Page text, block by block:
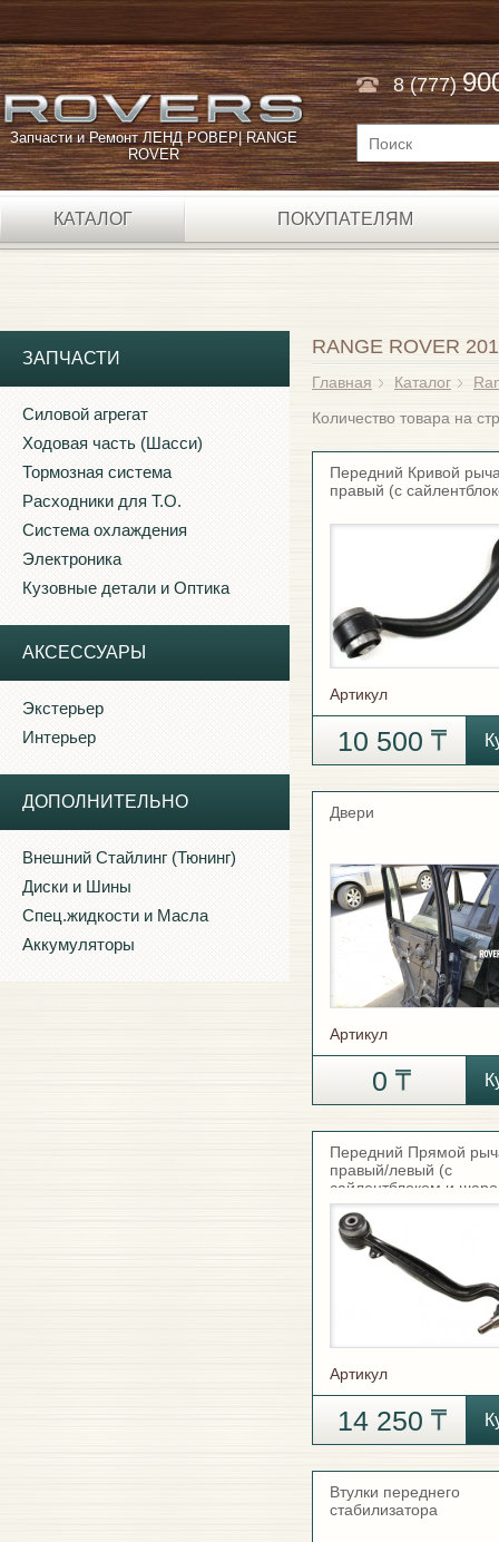
Запчасти и Ремонт ЛЕНД РОВЕР| RANGE
ROVER
8 (777)
КАТАЛОГ ПОКУПАТЕЛЯМ
ЗАПЧАСТИ
Силовой агрегат
Ходовая часть (Шасси)
Тормозная система
Расходники для Т.О.
Система охлаждения
Электроника
Кузовные детали и Оптика
АКСЕССУАРЫ
Экстерьер
Интерьер
ДОПОЛНИТЕЛЬНО
Внешний Стайлинг (Тюнинг)
Диски и Шины
Спец.жидкости и Масла
Аккумуляторы
RANGE ROVER
Главная Каталог
Количество товара на
Передний Кривой
правый (с
Артикул
10 500
Двери
Артикул
0
Передний Прямой
правый/левый (с
сайлентблоком и
Артикул
14 250
Втулки переднего
стабилизатора